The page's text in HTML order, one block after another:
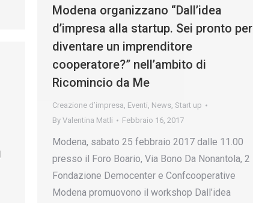
Modena organizzano “Dall’idea
d’impresa alla startup. Sei pronto per
diventare un imprenditore
cooperatore?” nell’ambito di
Ricomincio da Me
Creazione d’impresa, Eventi, News, Start up
By Valentina Matli Febbraio 16, 2017
Modena, sabato 25 febbraio 2017 dalle 11.00
presso il Foro Boario, Via Bono Da Nonantola, 2
Fondazione Democenter e Confcooperative
Modena promuovono il workshop Dall’idea